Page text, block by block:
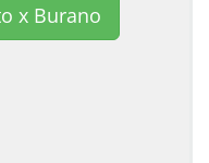
x Burano